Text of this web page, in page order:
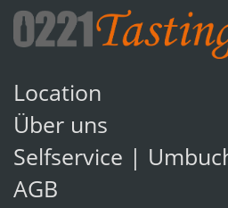
Location
Über uns
Selfservice |
AGB